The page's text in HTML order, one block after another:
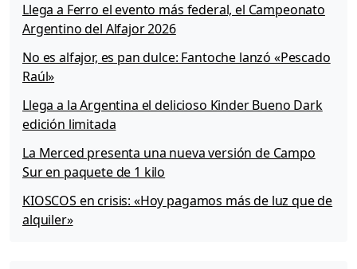
Llega a Ferro el evento más federal, el Campeonato
Argentino del Alfajor 2026
No es alfajor, es pan dulce: Fantoche lanzó «Pescado
Raúl»
Llega a la Argentina el delicioso Kinder Bueno Dark
edición limitada
La Merced presenta una nueva versión de Campo
Sur en paquete de 1 kilo
KIOSCOS en crisis: «Hoy pagamos más de luz que de
alquiler»